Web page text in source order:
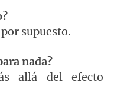
supuesto.
nada?
allá del efecto